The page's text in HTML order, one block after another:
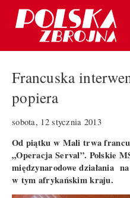
Francuska
popiera
sobota, 12 stycznia 2013
Od piątku w Mali trwa
„Operacja Serval”. Polskie
międzynarodowe działania
w tym afrykańskim kraju.